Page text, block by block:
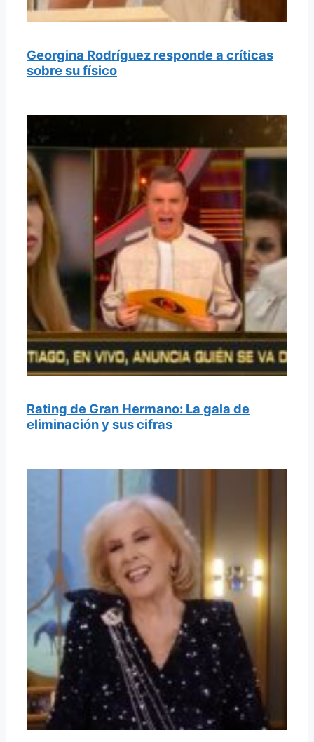
Georgina Rodríguez responde a críticas
sobre su físico
Rating de Gran Hermano: La gala de
eliminación y sus cifras